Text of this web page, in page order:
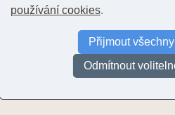
UPOZORNĚNÍ: Nejsou zobrazeny
nemohou být zobrazeny. Další
používání cookies.
Přijmout
Odmítnout